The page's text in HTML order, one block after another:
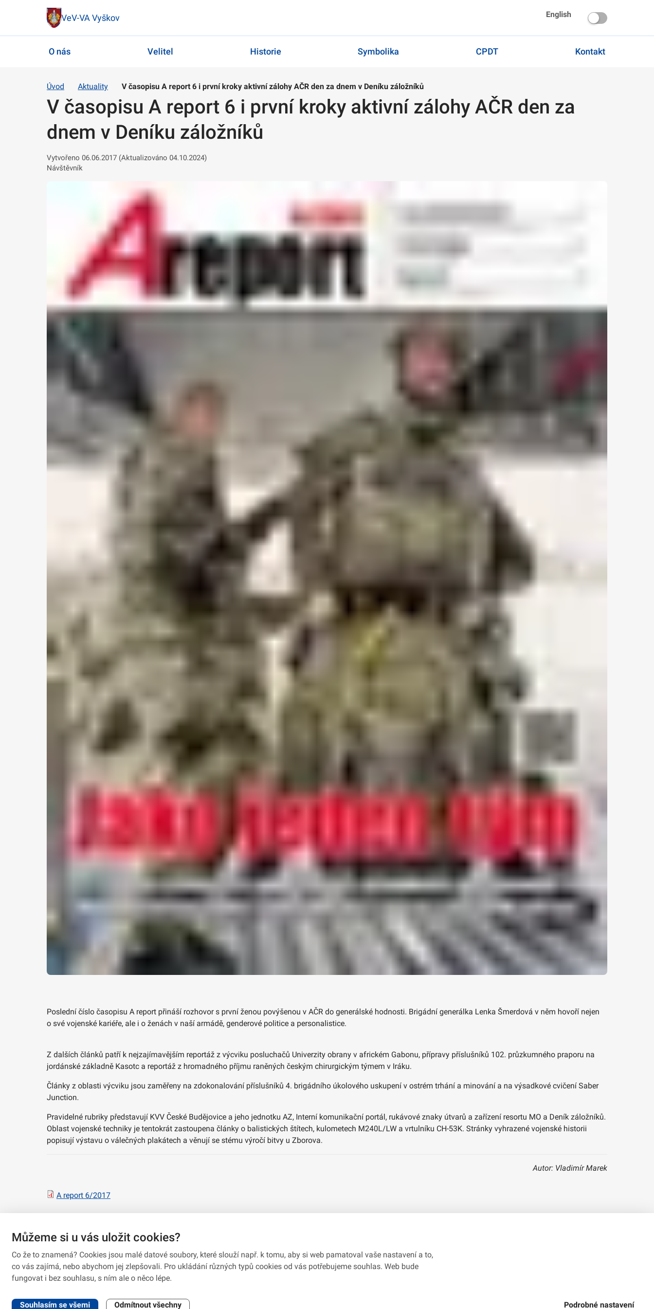
VeV-VA Vyškov English
O nás Velitel Historie Symbolika CPDT Kontakt
Úvod Aktuality V časopisu A report 6 i první kroky aktivní zálohy AČR den za dnem v Deníku záložníků
V časopisu A report 6 i první kroky aktivní zálohy AČR den za
dnem v Deníku záložníků
Vytvořeno 06.06.2017 (Aktualizováno 04.10.2024)
Návštěvník
Poslední číslo časopisu A report přináší rozhovor s první ženou povýšenou v AČR do generálské hodnosti. Brigádní generálka Lenka Šmerdová v něm hovoří nejen
o své vojenské kariéře, ale i o ženách v naší armádě, genderové politice a personalistice.
Z dalších článků patří k nejzajímavějším reportáž z výcviku posluchačů Univerzity obrany v africkém Gabonu, přípravy příslušníků 102. průzkumného praporu na
jordánské základně Kasotc a reportáž z hromadného příjmu raněných českým chirurgickým týmem v Iráku.
Články z oblasti výcviku jsou zaměřeny na zdokonalování příslušníků 4. brigádního úkolového uskupení v ostrém trhání a minování a na výsadkové cvičení Saber
Junction.
Pravidelné rubriky představují KVV České Budějovice a jeho jednotku AZ, Interní komunikační portál, rukávové znaky útvarů a zařízení resortu MO a Deník záložníků.
Oblast vojenské techniky je tentokrát zastoupena články o balistických štítech, kulometech M240L/LW a vrtulníku CH-53K. Stránky vyhrazené vojenské historii
popisují výstavu o válečných plakátech a věnují se stému výročí bitvy u Zborova.
Autor: Vladimír Marek
A report 6/2017
2026 © VeV-VA Vyškov • Informace jsou poskytovány v souladu se zákonem č.
Můžeme si u vás uložit cookies?
Co že to znamená? Cookies jsou malé datové soubory, které slouží např. k tomu, aby si web pamatoval vaše nastavení a to,
co vás zajímá, nebo abychom jej zlepšovali. Pro ukládání různých typů cookies od vás potřebujeme souhlas. Web bude
fungovat i bez souhlasu, s ním ale o něco lépe.
Souhlasím se všemi Odmítnout všechny Podrobné nastavení